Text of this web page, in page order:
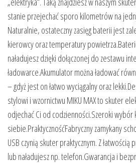
stanie przejechać sporo kilometrów na
Naturalnie, ostateczny zasięg baterii jest
kierowcy oraz temperatury
naładujesz dzięki dołączonej do zestawu
ładowarce.Akumulator można ładować
– gdyż jest on łatwo wyciągalny oraz
stylowi i wzornictwu MIKU MAX to skuter
odjechać Ci od codzienności.Szeroki
siebie.PraktycznośćFabryczny zamykany
USB czynią skuter praktycznym. Z
lub naładujesz np. telefon.Gwarancja i